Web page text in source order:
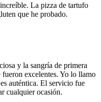
La pizza de tartufo
que he probado.
y la sangría de primera
excelentes. Yo lo llamo
auténtica. El servicio fue
cualquier ocasión.